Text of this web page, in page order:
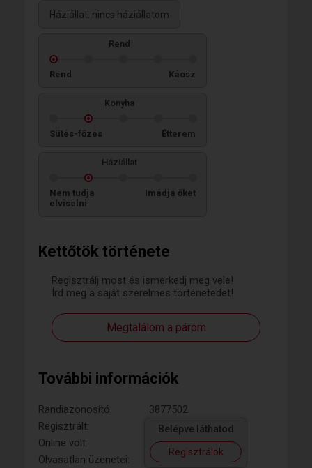
Kettőtök története
Regisztrálj most és ismerkedj meg vele!
Írd meg a saját szerelmes történetedet!
Megtalálom a párom
További információk
Randiazonosító:
3877502
Regisztrált:
Online volt:
Olvasatlan üzenetei:
Belépve láthatod
Regisztrálok
Háziállat: nincs háziállatom
Rend
Rend Káosz
Konyha
Sütés-főzés Étterem
Háziállat
Nem tudja
elviselni
Imádja őket